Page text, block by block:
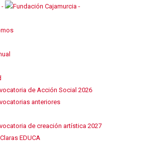
de Acción Social 2026
anteriores
de creación artística 2027
EDUCA